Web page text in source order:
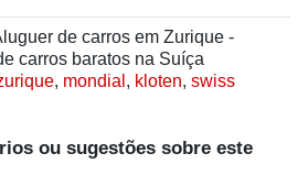
de carros em Zurique -
carros baratos na Suíça
, mondial , kloten, swiss
ou sugestões sobre este